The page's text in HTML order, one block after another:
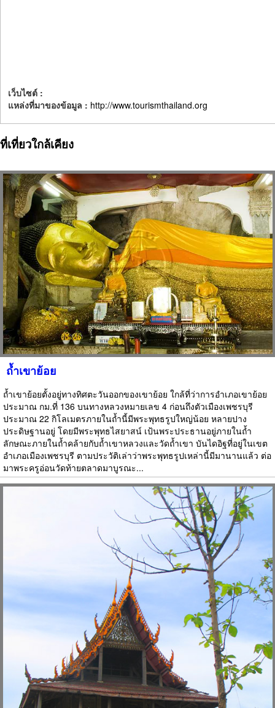
เว็บไซต์ :
แหล่งที่มาของข้อมูล : http://www.tourismthailand.org
ที่เที่ยวใกล้เคียง
ถ้ำเขาย้อย
ถ้ำเขาย้อยตั้งอยู่ทางทิศตะวันออกของเขาย้อย ใกล้ที่ว่าการอำเภอเขาย้อย
ประมาณ กม.ที่ 136 บนทางหลวงหมายเลข 4 ก่อนถึงตัวเมืองเพชรบุรี
ประมาณ 22 กิโลเมตรภายในถ้ำนี้มีพระพุทธรูปใหญ่น้อย หลายปาง
ประดิษฐานอยู่ โดยมีพระพุทธไสยาสน์ เป้นพระประธานอยู่ภายในถ้ำ
ลักษณะภายในถ้ำคล้ายกับถ้ำเขาหลวงและวัดถ้ำเขา บันไดอิฐที่อยู่ในเขต
อำเภอเมืองเพชรบุรี ตามประวัติเล่าว่าพระพุทธรูปเหล่านี้มีมานานแล้ว ต่อ
มาพระครูอ่อนวัดท้ายตลาดมาบูรณะ...